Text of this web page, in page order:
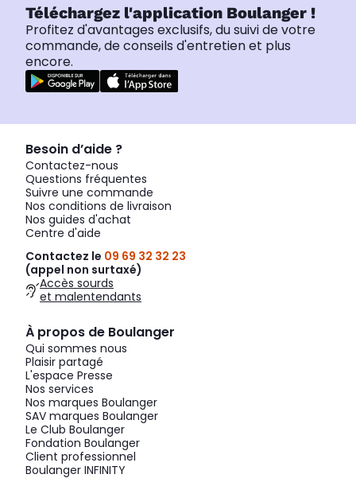
Téléchargez l'application Boulanger !
Profitez d'avantages exclusifs, du suivi de votre
commande, de conseils d'entretien et plus
encore.
Besoin d’aide ?
Contactez-nous
Questions fréquentes
Suivre une commande
Nos conditions de livraison
Nos guides d'achat
Centre d'aide
Contactez le 09 69 32 32 23
(appel non surtaxé)
Accès sourds
et malentendants
À propos de Boulanger
Qui sommes nous
Plaisir partagé
L'espace Presse
Nos services
Nos marques Boulanger
SAV marques Boulanger
Le Club Boulanger
Fondation Boulanger
Client professionnel
Boulanger INFINITY